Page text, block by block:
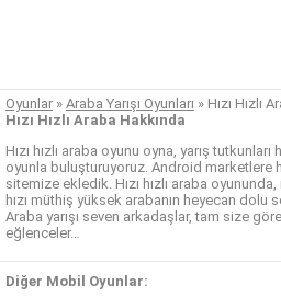
Oyunlar » Araba Yarışı Oyunları » Hızı Hızlı
Hızı Hızlı Araba Hakkında
Hızı hızlı araba oyunu oyna, yarış tutkunları
oyunla buluşturuyoruz. Android marketlere
sitemize ekledik. Hızı hızlı araba
hızı müthiş yüksek arabanın heyecan dolu
Araba yarışı seven arkadaşlar, tam size
eğlenceler…
Diğer Mobil Oyunlar: